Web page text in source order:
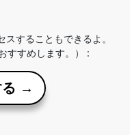
することもできるよ。
すすめします。） :
る →